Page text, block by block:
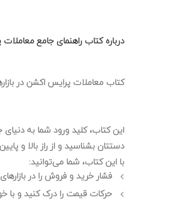
درباره کتاب راهنمای جامع
کتاب معاملات پرایس اکشن در
این کتاب، کلید ورود شما به
دستتان بشناسید و ازراز بالا و
با این کتاب، شما می‌توانید:
فشار خرید و فروشرا در
حرکات قیمت را درک کنید و با